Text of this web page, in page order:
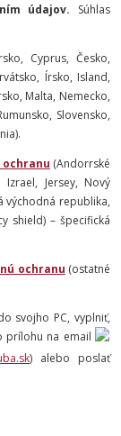
údajov. Súhlas
Cyprus, Česko,
Írsko, Island,
Malta, Nemecko,
Slovensko,
(Andorrské
Izrael, Jersey, Nový
východná republika,
shield) – špecifická
ochranu (ostatné
svojho PC, vyplniť,
prílohu na email
) alebo poslať